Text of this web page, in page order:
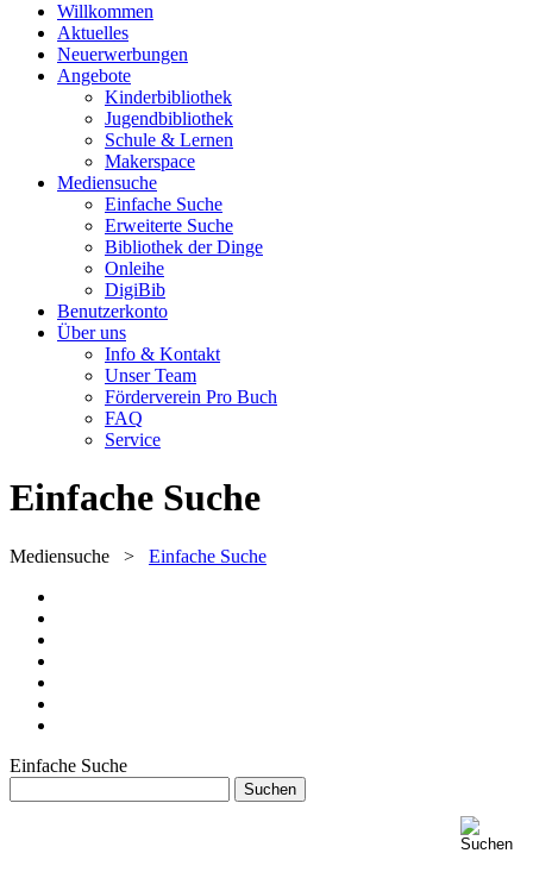
Willkommen
Aktuelles
Neuerwerbungen
Angebote
Kinderbibliothek
Jugendbibliothek
Schule & Lernen
Makerspace
Mediensuche
Einfache Suche
Erweiterte Suche
Bibliothek der Dinge
Onleihe
DigiBib
Benutzerkonto
Über uns
Info & Kontakt
Unser Team
Förderverein Pro Buch
FAQ
Service
Einfache Suche
Mediensuche > Einfache Suche
Einfache Suche